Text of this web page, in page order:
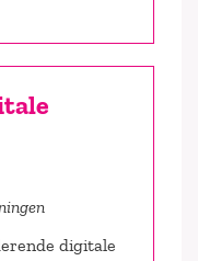
digitale